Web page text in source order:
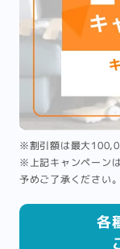
※割引額は最大
※上記キャンペーン
予めご了承ください。
各